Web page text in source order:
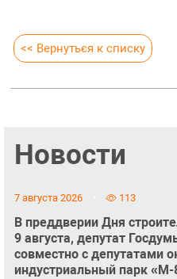
<< Вернуться к списку
Новости
7 августа 2026 113
В преддверии Дня
9 августа, депутат
совместно с депутатами
индустриальный парк «М-